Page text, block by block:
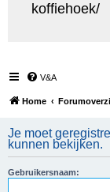
koffiehoek/
V&A
Home
Je moet
kunnen bekijken.
Gebruikersnaam: